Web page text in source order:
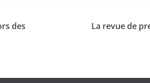
des
La revue de